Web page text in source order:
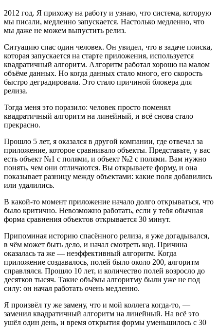
2012 год. Я прихожу на работу и узнаю, что система, которую
мы писали, медленно запускается. Настолько медленно, что
мы даже не можем выпустить релиз.
Ситуацию спас один человек. Он увидел, что в задаче поиска,
которая запускается на старте приложения, используется
квадратичный алгоритм. Алгоритм работал хорошо на малом
объёме данных. Но когда данных стало много, его скорость
быстро деградировала. Это стало причиной блокера для
релиза.
Тогда меня это поразило: человек просто поменял
квадратичный алгоритм на линейный, и всё снова стало
прекрасно.
Прошло 5 лет, я оказался в другой компании, где отвечал за
приложение, которое сравнивало объекты. Представьте, у вас
есть объект №1 с полями, и объект №2 с полями. Вам нужно
понять, чем они отличаются. Вы открываете форму, и она
показывает разницу между объектами: какие поля добавились
или удалились.
В какой-то момент приложение начало долго открываться, что
было критично. Невозможно работать, если у тебя обычная
форма сравнения объектов открывается 30 минут.
Припоминая историю спасённого релиза, я уже догадывался,
в чём может быть дело, и начал смотреть код. Причина
оказалась та же — неэффективный алгоритм. Когда
приложение создавалось, полей было около 200, алгоритм
справлялся. Прошло 10 лет, и количество полей возросло до
десятков тысяч. Такие объёмы алгоритму были уже не под
силу: он начал работать очень медленно.
Я произвёл ту же замену, что и мой коллега когда-то, —
заменил квадратичный алгоритм на линейный. На всё это
ушёл один день, и время открытия формы уменьшилось с 30